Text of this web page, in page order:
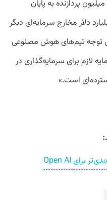
فعال می‌کنیم و سال را با بیش از ۱.۳ میلیون پردازنده به پایان
ما برای حدود ۶۰ تا ۶۵ میلیارد دلار مخارج سرمایه‌ای دیگر
توجه تیم‌های هوش مصنوعی
لازم برای سرمایه‌گذاری در
است.»